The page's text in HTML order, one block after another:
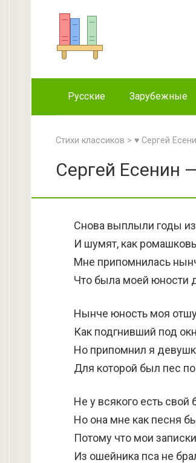
Русские Зарубежные
Стихи классиков > ♥ Сергей
Сергей Есенин
Снова выплыли годы
И шумят, как
Мне припомнилась
Что была моей юности
Нынче юность моя
Как подгнивший под
Но припомнил я
Для которой был пес
Не у всякого есть свой
Но она мне как песня
Потому что мои записки
Из ошейника пса не